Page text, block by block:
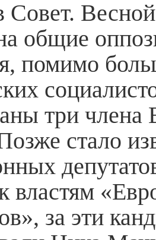
Совет.
общие
помимо
три члена
стало
властям
за эти